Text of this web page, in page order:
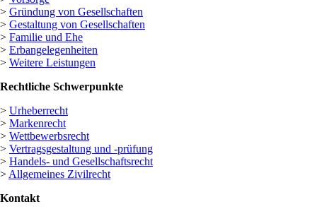
> Gründung von Gesellschaften
> Gestaltung von Gesellschaften
> Familie und Ehe
> Erbangelegenheiten
> Weitere Leistungen
Rechtliche Schwerpunkte
> Urheberrecht
> Markenrecht
> Wettbewerbsrecht
> Vertragsgestaltung und -prüfung
> Handels- und Gesellschaftsrecht
>Allgemeines Zivilrecht
Kontakt